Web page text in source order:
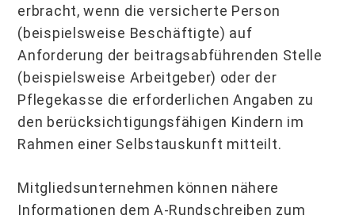
erbracht, wenn die versicherte Person
(beispielsweise Beschäftigte) auf
Anforderung der beitragsabführenden Stelle
(beispielsweise Arbeitgeber) oder der
Pflegekasse die erforderlichen Angaben zu
den berücksichtigungsfähigen Kindern im
Rahmen einer Selbstauskunft mitteilt.
Mitgliedsunternehmen können nähere
Informationen dem A-Rundschreiben zum